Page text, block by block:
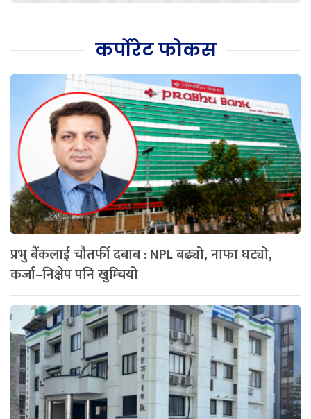
कर्पोरेट फोकस
प्रभु बैंकलाई चौतर्फी दबाब : NPL बढ्यो, नाफा घट्यो,
कर्जा–निक्षेप पनि खुम्चियो